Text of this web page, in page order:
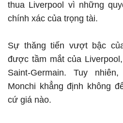
thua Liverpool vì những
chính xác của trọng tài.
Sự thăng tiến vượt bậc
được tầm mắt của
Saint-Germain. Tuy
Monchi khẳng định không
cứ giá nào.